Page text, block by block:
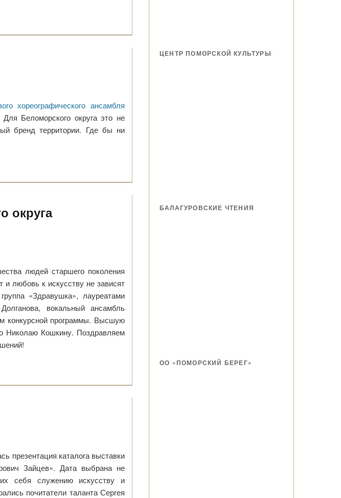
хореографического ансамбля
Беломорского округа это не
бренд территории. Где бы ни
округа
людей старшего поколения
любовь к искусству не зависят
«Здравушка», лауреатами
вокальный ансамбль
конкурсной программы. Высшую
Николаю Кошкину. Поздравляем
презентация каталога выставки
Зайцев». Дата выбрана не
себя служению искусству и
почитатели таланта Сергея
ЦЕНТР ПОМОРСКОЙ КУЛЬТУРЫ
БАЛАГУРОВСКИЕ ЧТЕНИЯ
ОО «ПОМОРСКИЙ БЕРЕГ»